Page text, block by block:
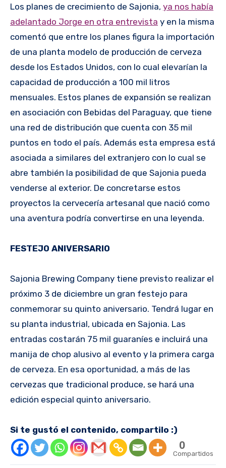
Los planes de crecimiento de Sajonia, ya nos había
adelantado Jorge en otra entrevista y en la misma
comentó que entre los planes figura la importación
de una planta modelo de producción de cerveza
desde los Estados Unidos, con lo cual elevarían la
capacidad de producción a 100 mil litros
mensuales. Estos planes de expansión se realizan
en asociación con Bebidas del Paraguay, que tiene
una red de distribución que cuenta con 35 mil
puntos en todo el país. Además esta empresa está
asociada a similares del extranjero con lo cual se
abre también la posibilidad de que Sajonia pueda
venderse al exterior. De concretarse estos
proyectos la cervecería artesanal que nació como
una aventura podría convertirse en una leyenda.
FESTEJO ANIVERSARIO
Sajonia Brewing Company tiene previsto realizar el
próximo 3 de diciembre un gran festejo para
conmemorar su quinto aniversario. Tendrá lugar en
su planta industrial, ubicada en Sajonia. Las
entradas costarán 75 mil guaraníes e incluirá una
manija de chop alusivo al evento y la primera carga
de cerveza. En esa oportunidad, a más de las
cervezas que tradicional produce, se hará una
edición especial quinto aniversario.
Si te gustó el contenido, compartilo :)
0
Compartidos